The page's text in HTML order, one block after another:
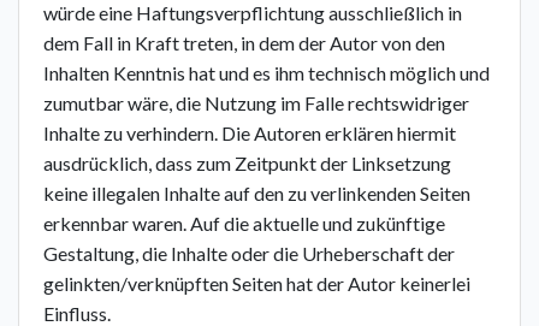
würde eine Haftungsverpflichtung ausschließlich in
dem Fall in Kraft treten, in dem der Autor von den
Inhalten Kenntnis hat und es ihm technisch möglich und
zumutbar wäre, die Nutzung im Falle rechtswidriger
Inhalte zu verhindern. Die Autoren erklären hiermit
ausdrücklich, dass zum Zeitpunkt der Linksetzung
keine illegalen Inhalte auf den zu verlinkenden Seiten
erkennbar waren. Auf die aktuelle und zukünftige
Gestaltung, die Inhalte oder die Urheberschaft der
gelinkten/verknüpften Seiten hat der Autor keinerlei
Einfluss.